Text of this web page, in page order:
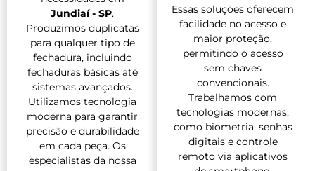
Jundiaí - SP.
Produzimos duplicatas
para qualquer tipo de
fechadura, incluindo
fechaduras básicas até
sistemas avançados.
Utilizamos tecnologia
moderna para garantir
precisão e durabilidade
em cada peça. Os
especialistas da nossa
Essas soluções oferecem
facilidade no acesso e
maior proteção,
permitindo o acesso
sem chaves
convencionais.
Trabalhamos com
tecnologias modernas,
como biometria, senhas
digitais e controle
remoto via aplicativos